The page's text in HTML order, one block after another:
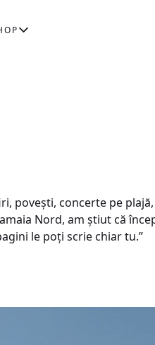
poveşti, concerte pe
Nord, am ştiut că
le poți scrie chiar tu.”